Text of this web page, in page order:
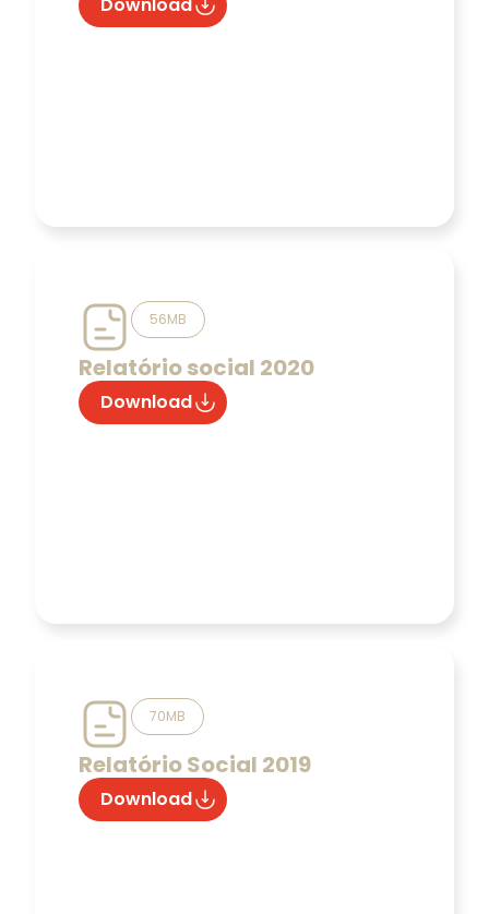
56MB
Relatório social 2020
Download
70MB
Relatório Social 2019
Download